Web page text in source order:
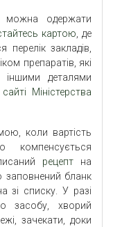
можна одержати
картою , де
закладів,
препаратів, які
деталями
Міністерства
коли вартість
компенсується
рецептна
заповнений бланк
зі списку. У разі
засобу, хворий
зачекати, доки